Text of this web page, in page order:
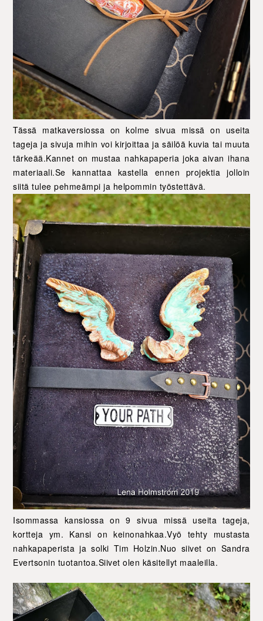
Tässä matkaversiossa on kolme sivua missä on useita
tageja ja sivuja mihin voi kirjoittaa ja säilöä kuvia tai muuta
tärkeää.Kannet on mustaa nahkapaperia joka aivan ihana
materiaali.Se kannattaa kastella ennen projektia jolloin
siitä tulee pehmeämpi ja helpommin työstettävä.
Isommassa kansiossa on 9 sivua missä useita tageja,
kortteja ym. Kansi on keinonahkaa.Vyö tehty mustasta
nahkapaperista ja solki Tim Holzin.Nuo siivet on Sandra
Evertsonin tuotantoa.Siivet olen käsitellyt maaleilla.